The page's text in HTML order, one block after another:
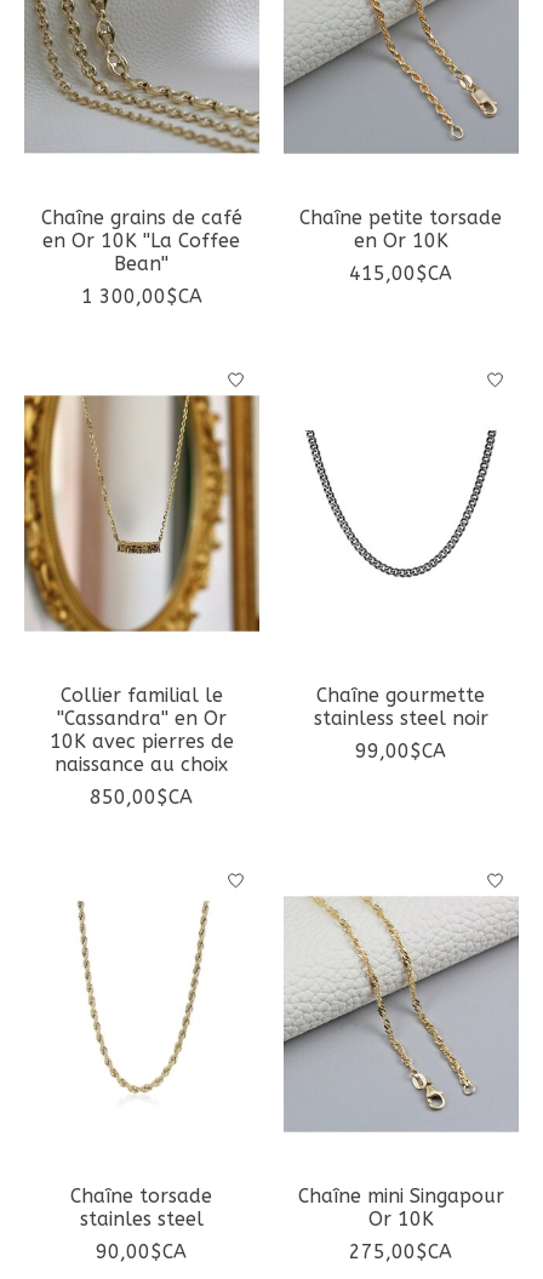
Chaîne grains de café
en Or 10K ''La Coffee
Bean''
1 300,00$CA
Chaîne petite torsade
en Or 10K
415,00$CA
Collier familial le
''Cassandra'' en Or
10K avec pierres de
naissance au choix
850,00$CA
Chaîne gourmette
stainless steel noir
99,00$CA
Chaîne torsade
stainles steel
90,00$CA
Chaîne mini Singapour
Or 10K
275,00$CA